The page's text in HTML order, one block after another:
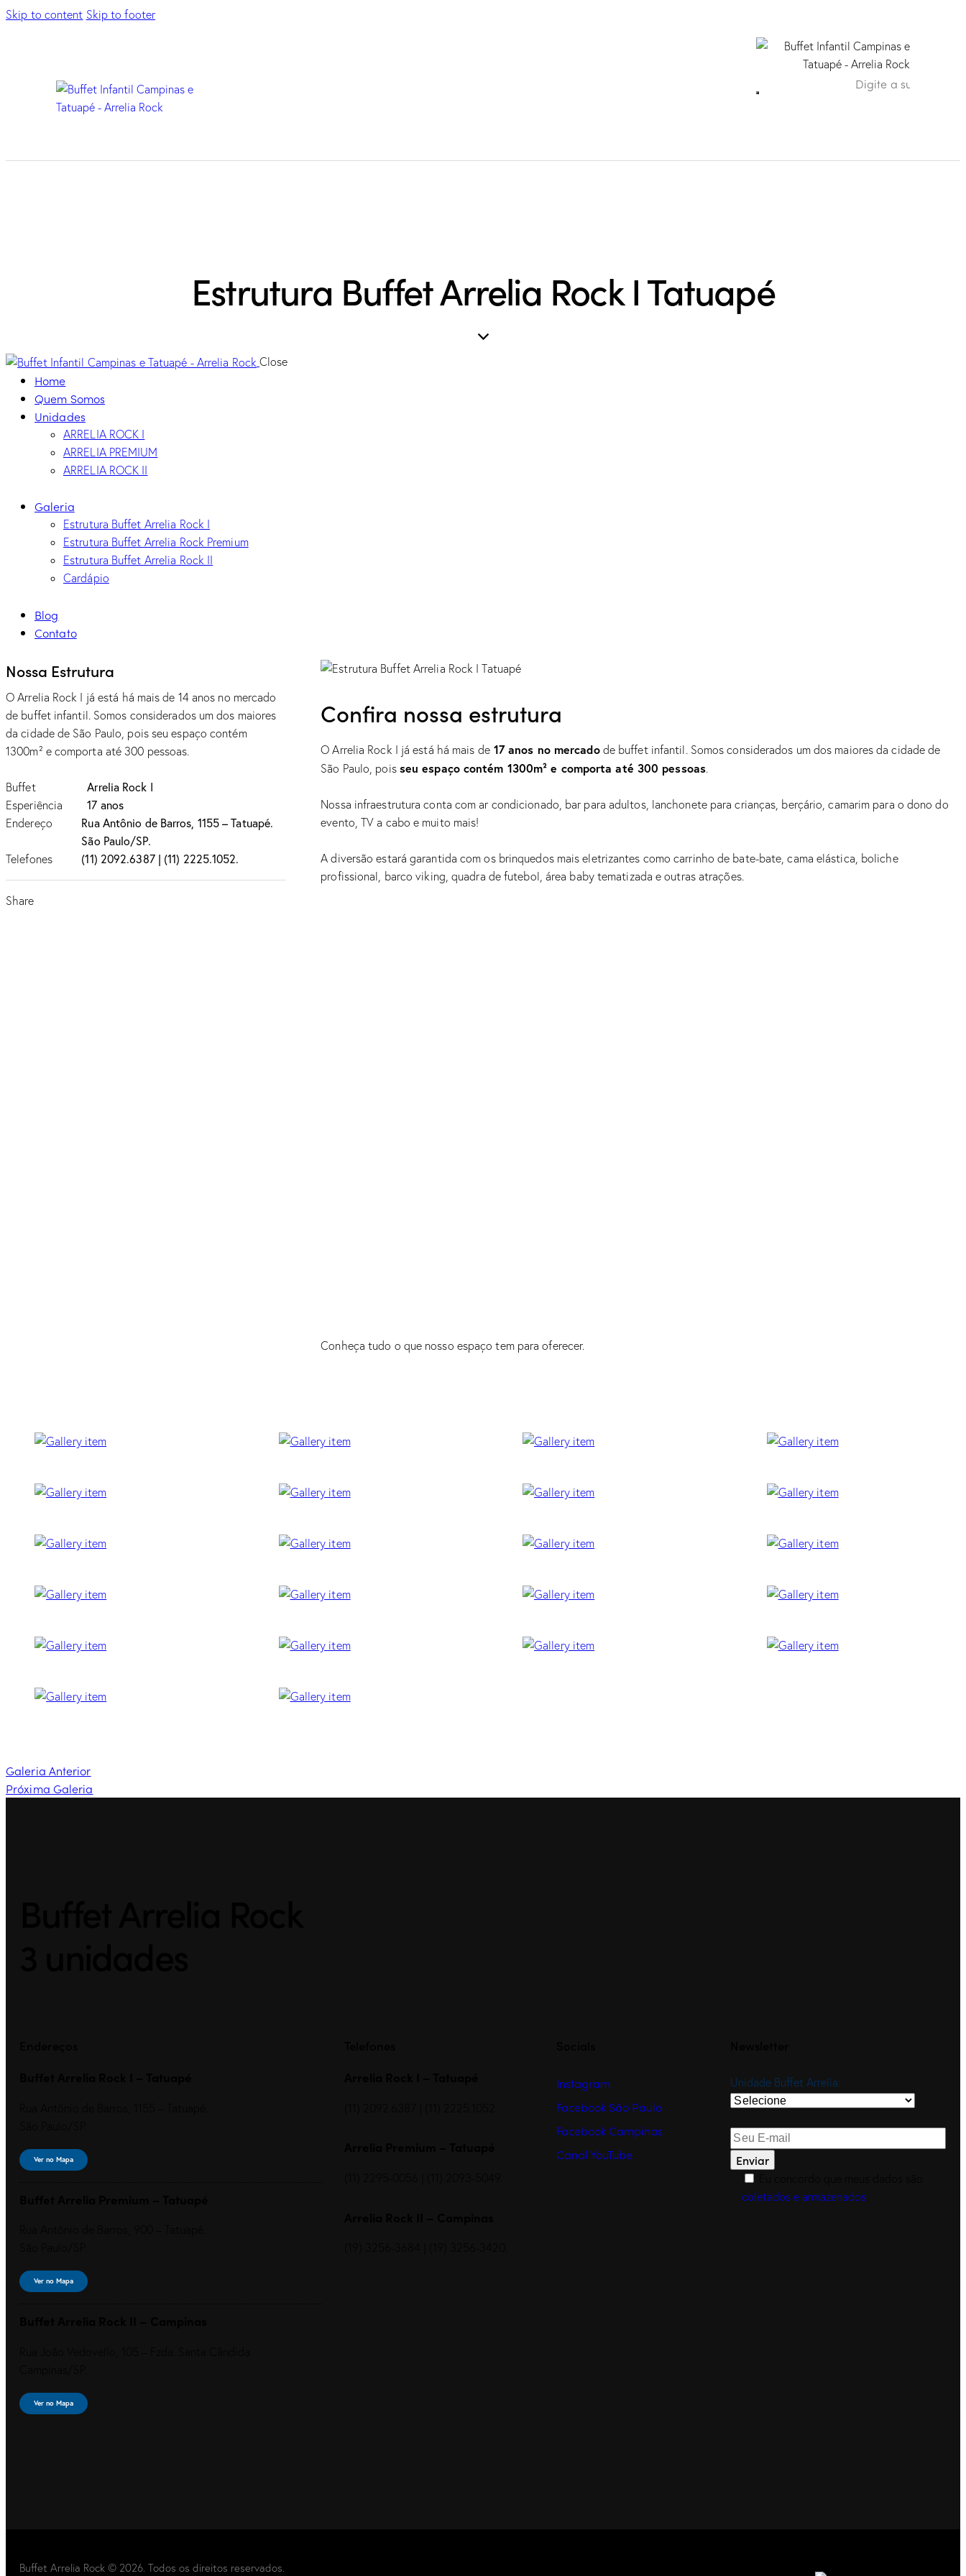
Skip to content Skip to footer
Estrutura Buffet Arrelia Rock I Tatuapé
Close
Home
Quem Somos
Unidades
ARRELIA ROCK I
ARRELIA PREMIUM
ARRELIA ROCK II
Galeria
Estrutura Buffet Arrelia Rock I
Estrutura Buffet Arrelia Rock Premium
Estrutura Buffet Arrelia Rock II
Cardápio
Blog
Contato
Nossa Estrutura
O Arrelia Rock I já está há mais de 14 anos no mercado
de buffet infantil. Somos considerados um dos maiores
da cidade de São Paulo, pois seu espaço contém
1300m² e comporta até 300 pessoas.
Buffet
Arrelia Rock I
Esperiência
17 anos
Endereço
Rua Antônio de Barros, 1155 – Tatuapé.
São Paulo/SP.
Telefones
(11) 2092.6387 | (11) 2225.1052.
Share
Confira nossa estrutura
O Arrelia Rock I já está há mais de17 anos no mercadode buffet infantil. Somos considerados um dos maiores da cidade de
São Paulo, pois seu espaço contém 1300m² e comporta até 300 pessoas.
Nossa infraestrutura conta com ar condicionado, bar para adultos, lanchonete para crianças, berçário, camarim para o dono do
evento, TV a cabo e muito mais!
A diversão estará garantida com os brinquedos mais eletrizantes como carrinho de bate-bate, cama elástica, boliche
profissional, barco viking, quadra de futebol, área baby tematizada e outras atrações.
Conheça tudo o que nosso espaço tem para oferecer.
Galeria Anterior
Próxima Galeria
Ver no Mapa
Ver no Mapa
Ver no Mapa
Instagram
Facebook São Paulo
Facebook Campinas
Canal YouTube
Unidade Buffet Arrelia:
coletados e armazenados
Buffet Arrelia Rock © 2026. Todos os direitos reservados.